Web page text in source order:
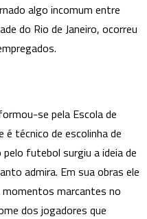
algo incomum entre
do Rio de Janeiro, ocorreu
se pela Escola de
técnico de escolinha de
futebol surgiu a ideia de
admira. Em sua obras ele
momentos marcantes no
dos jogadores que